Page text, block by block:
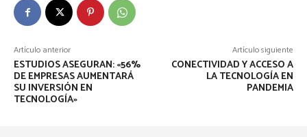
Artículo anterior
ESTUDIOS ASEGURAN: «56%
DE EMPRESAS AUMENTARÁ
SU INVERSIÓN EN
TECNOLOGÍA»
Artículo siguiente
CONECTIVIDAD Y ACCESO A
LA TECNOLOGÍA EN
PANDEMIA